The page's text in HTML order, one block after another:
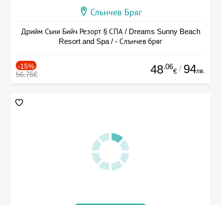
Слънчев Бряг
Дрийм Съни Бийч Резорт § СПА / Dreams Sunny Beach
Resort and Spa / - Слънчев бряг
-15%
56.75€ 48.06
€ / 94лв.